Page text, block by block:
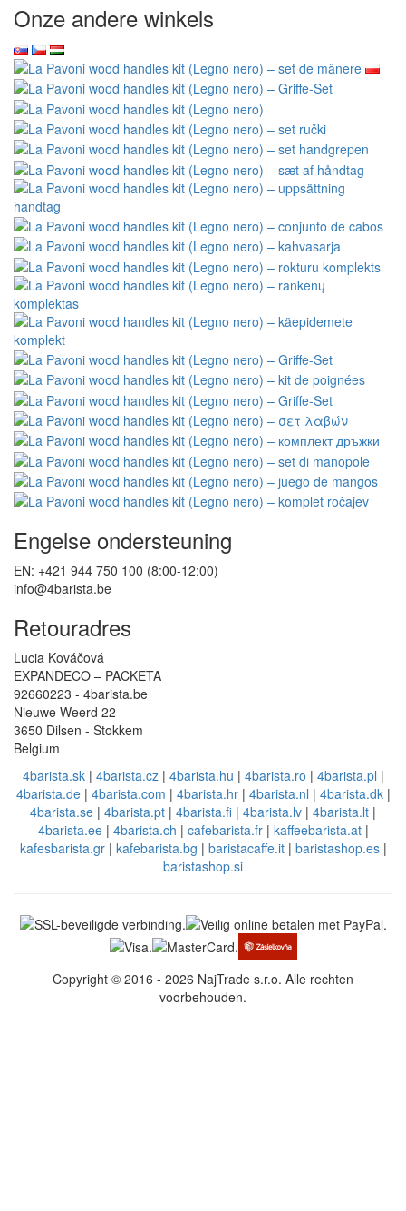
Onze andere winkels
Engelse ondersteuning
EN: +421 944 750 100 (8:00-12:00)
info@4barista.be
Retouradres
Lucia Kováčová
EXPANDECO – PACKETA
92660223 - 4barista.be
Nieuwe Weerd 22
3650 Dilsen - Stokkem
Belgium
4barista.sk| 4barista.cz| 4barista.hu | 4barista.ro | 4barista.pl |
4barista.de| 4barista.com | 4barista.hr| 4barista.nl | 4barista.dk|
4barista.se | 4barista.pt | 4barista.fi | 4barista.lv | 4barista.lt |
4barista.ee| 4barista.ch | cafebarista.fr| kaffeebarista.at|
kafesbarista.gr| kafebarista.bg | baristacaffe.it| baristashop.es|
baristashop.si
Copyright © 2016 - 2026 NajTrade s.r.o. Alle rechten
voorbehouden.